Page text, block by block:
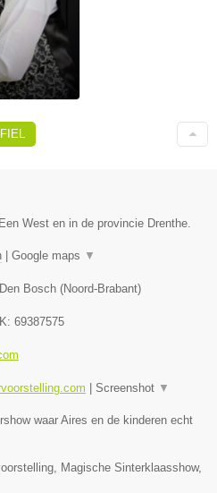
West en in de provincie Drenthe.
Google maps ▼
Den Bosch (Noord-Brabant)
69387575
Screenshot ▼
waar Aires en de kinderen echt
Magische Sinterklaasshow,